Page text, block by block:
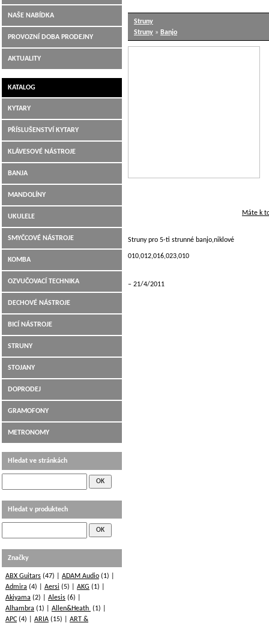
Struny
Struny » Banjo
Máte k
Struny pro 5-ti strunné banjo,niklové
010,012,016,023,010
21/4/2011
NAŠE NABÍDKA
PROVOZNÍ DOBA PRODEJNY
AKTUALITY
KATALOG
KYTARY
PŘÍSLUŠENSTVÍ KYTARY
KLÁVESOVÉ NÁSTROJE
BANJA
MANDOLÍNY
UKULELE
SMYČCOVÉ NÁSTROJE
KOMBA
OZVUČOVACÍ TECHNIKA
DECHOVÉ NÁSTROJE
BICÍ NÁSTROJE
STRUNY
STOJANY
DOPRODEJ
GRAMOFONY
METRONOMY
Hledat ve stránkách
Hledat v produktech
Značky
ABX Guitars (47) ADAM Audio (1)
Admira (4) Aersi (5) AKG (1)
Akiyama (2) Alesis (6)
Alhambra (1) Allen&Heath (1)
APC (4) ARIA (15)
ART &